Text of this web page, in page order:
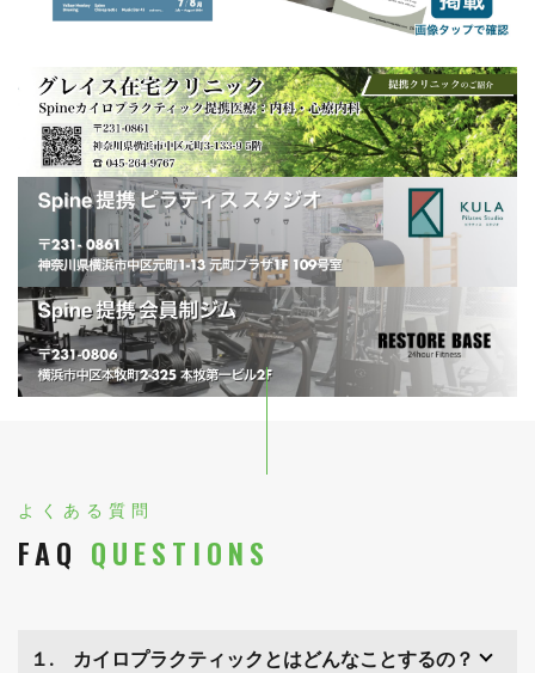
よくある質問
FAQ QUESTIONS
１. カイロプラクティックとはどんなことするの？